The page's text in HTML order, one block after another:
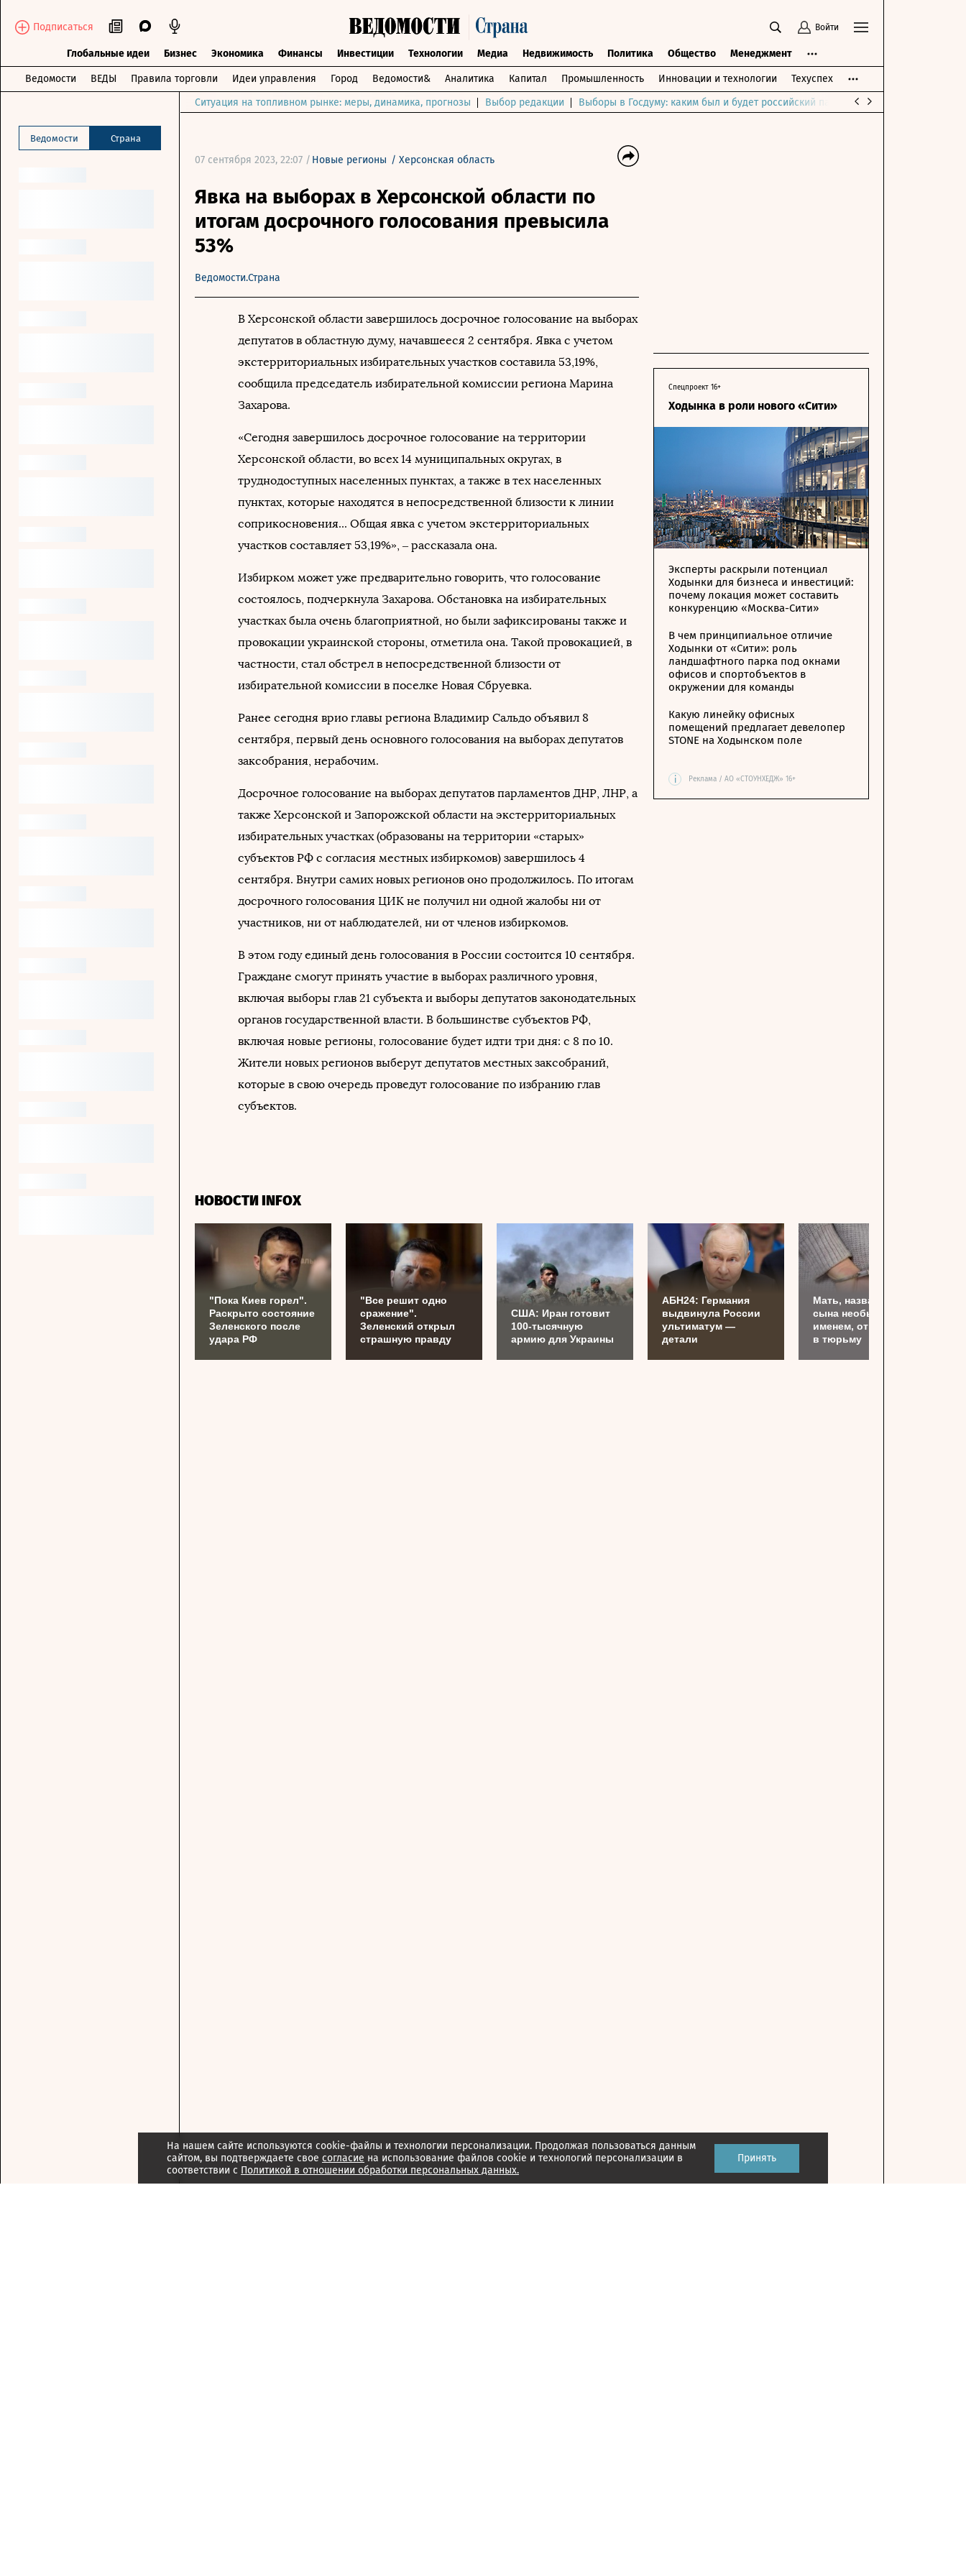
На нашем сайте используются cookie-файлы и технологии персонализации. Продолжая пользоваться данным
сайтом, вы подтверждаете свое согласие на использование файлов cookie и технологий персонализации в
соответствии с Политикой в отношении обработки персональных данных.
Принять
Подписаться Войти
Глобальные идеи Бизнес Экономика Финансы Инвестиции Технологии Медиа Недвижимость Политика Общество Менеджмент
Ведомости ВЕДЫ Правила торговли Идеи управления Город Ведомости& Аналитика Капитал Промышленность Инновации и технологии Техуспех
Ведомости Страна
Ситуация на топливном рынке: меры, динамика, прогнозы Выбор редакции Выборы в Госдуму: каким был и будет российский парламент
07 сентября 2023, 22:07 / Новые регионы / Херсонская область
Явка на выборах в Херсонской области по
итогам досрочного голосования превысила
53%
Ведомости.Страна
В Херсонской области завершилось досрочное голосование на выборах
депутатов в областную думу, начавшееся 2 сентября. Явка с учетом
экстерриториальных избирательных участков составила 53,19%,
сообщила председатель избирательной комиссии региона Марина
Захарова.
«Сегодня завершилось досрочное голосование на территории
Херсонской области, во всех 14 муниципальных округах, в
труднодоступных населенных пунктах, а также в тех населенных
пунктах, которые находятся в непосредственной близости к линии
соприкосновения... Общая явка с учетом экстерриториальных
участков составляет 53,19%», – рассказала она.
Избирком может уже предварительно говорить, что голосование
состоялось, подчеркнула Захарова. Обстановка на избирательных
участках была очень благоприятной, но были зафиксированы также и
провокации украинской стороны, отметила она. Такой провокацией, в
частности, стал обстрел в непосредственной близости от
избирательной комиссии в поселке Новая Сбруевка.
Ранее сегодня врио главы региона Владимир Сальдо объявил 8
сентября, первый день основного голосования на выборах депутатов
заксобрания, нерабочим.
Досрочное голосование на выборах депутатов парламентов ДНР, ЛНР, а
также Херсонской и Запорожской области на экстерриториальных
избирательных участках (образованы на территории «старых»
субъектов РФ с согласия местных избиркомов) завершилось 4
сентября. Внутри самих новых регионов оно продолжилось. По итогам
досрочного голосования ЦИК не получил ни одной жалобы ни от
участников, ни от наблюдателей, ни от членов избиркомов.
В этом году единый день голосования в России состоится 10 сентября.
Граждане смогут принять участие в выборах различного уровня,
включая выборы глав 21 субъекта и выборы депутатов законодательных
органов государственной власти. В большинстве субъектов РФ,
включая новые регионы, голосование будет идти три дня: с 8 по 10.
Жители новых регионов выберут депутатов местных заксобраний,
которые в свою очередь проведут голосование по избранию глав
субъектов.
Спецпроект 16+
Ходынка в роли нового «Сити»
Эксперты раскрыли потенциал
Ходынки для бизнеса и инвестиций:
почему локация может составить
конкуренцию «Москва-Сити»
В чем принципиальное отличие
Ходынки от «Сити»: роль
ландшафтного парка под окнами
офисов и спортобъектов в
окружении для команды
Какую линейку офисных
помещений предлагает девелопер
STONE на Ходынском поле
i Реклама / АО «СТОУНХЕДЖ» 16+
НОВОСТИ INFOX
"Пока Киев горел".
Раскрыто состояние
Зеленского после
удара РФ
"Все решит одно
сражение".
Зеленский открыл
страшную правду
США: Иран готовит
100-тысячную
армию для Украины
АБН24: Германия
выдвинула России
ультиматум —
детали
Мать, назвавшую
сына необычным
именем, отправили
в тюрьму